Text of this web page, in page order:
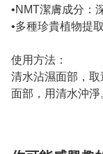
•NMT潔膚成分：
•多種珍貴植物提
使用方法：
清水沾濕面部，
面部，用清水沖淨